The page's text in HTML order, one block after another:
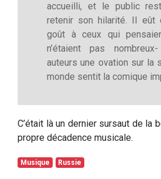
accueilli, et le public
retenir son hilarité. Il eût
goût à ceux qui
n’étaient pas
auteurs une ovation sur la
monde sentit la comique
C’était là un dernier sursaut de la
propre décadence musicale.
Musique Russie